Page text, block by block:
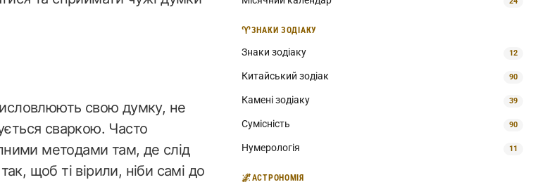
свою думку, не
сваркою. Часто
методами там, де слід
щоб ті вірили, ніби самі до
♈ЗНАКИ ЗОДІАКУ
Знаки зодіаку 12
Китайський зодіак 90
Камені зодіаку 39
Сумісність 90
Нумерологія 11
🌌АСТРОНОМІЯ